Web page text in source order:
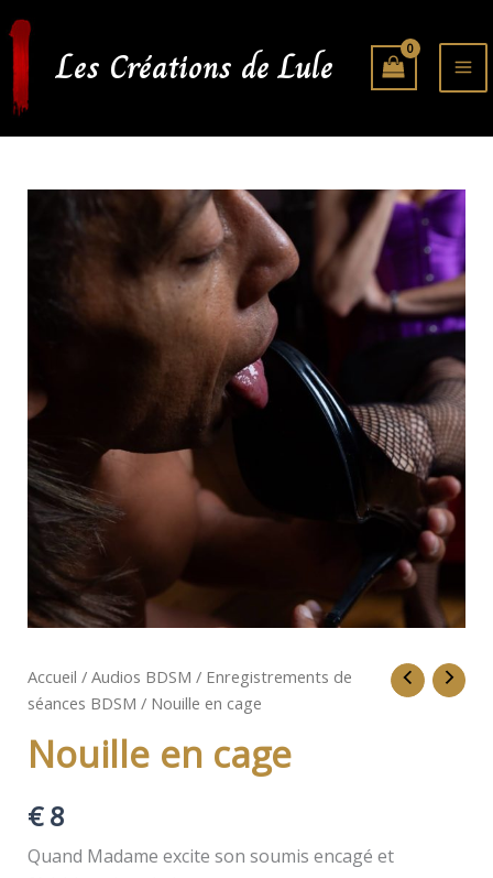
Aller
au
contenuLes Créations de Lule
Accueil / Audios BDSM / Enregistrements de
séances BDSM / Nouille en cage
Nouille en cage
€8
Quand Madame excite son soumis encagé et